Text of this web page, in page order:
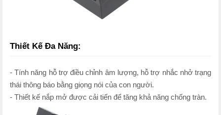
Thiết Kế Đa Năng:
- Tính năng hỗ trợ điều chỉnh âm lượng, hỗ trợ nhắc nhở trạng
thái thông báo bằng giọng nói của con người.
- Thiết kế nắp mở được cải tiến để tăng khả năng chống tràn.